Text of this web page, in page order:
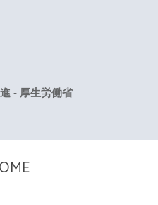
- 厚生労働省